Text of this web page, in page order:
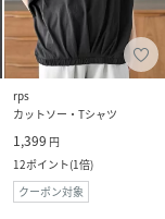
rps
カットソー・Tシャツ
1,399 円
12ポイント(1倍)
クーポン対象